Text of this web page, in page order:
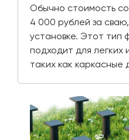
Обычно стоимость
4 000 рублей за
установке. Этот тип
подходит для легких
таких как